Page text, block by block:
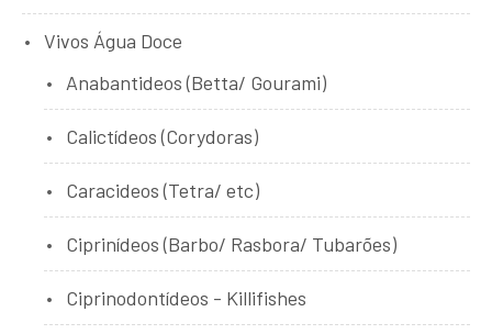
Vivos Água Doce
Anabantideos (Betta/ Gourami)
Calictídeos (Corydoras)
Caracideos (Tetra/ etc)
Ciprinídeos (Barbo/ Rasbora/ Tubarões)
Ciprinodontídeos - Killifishes